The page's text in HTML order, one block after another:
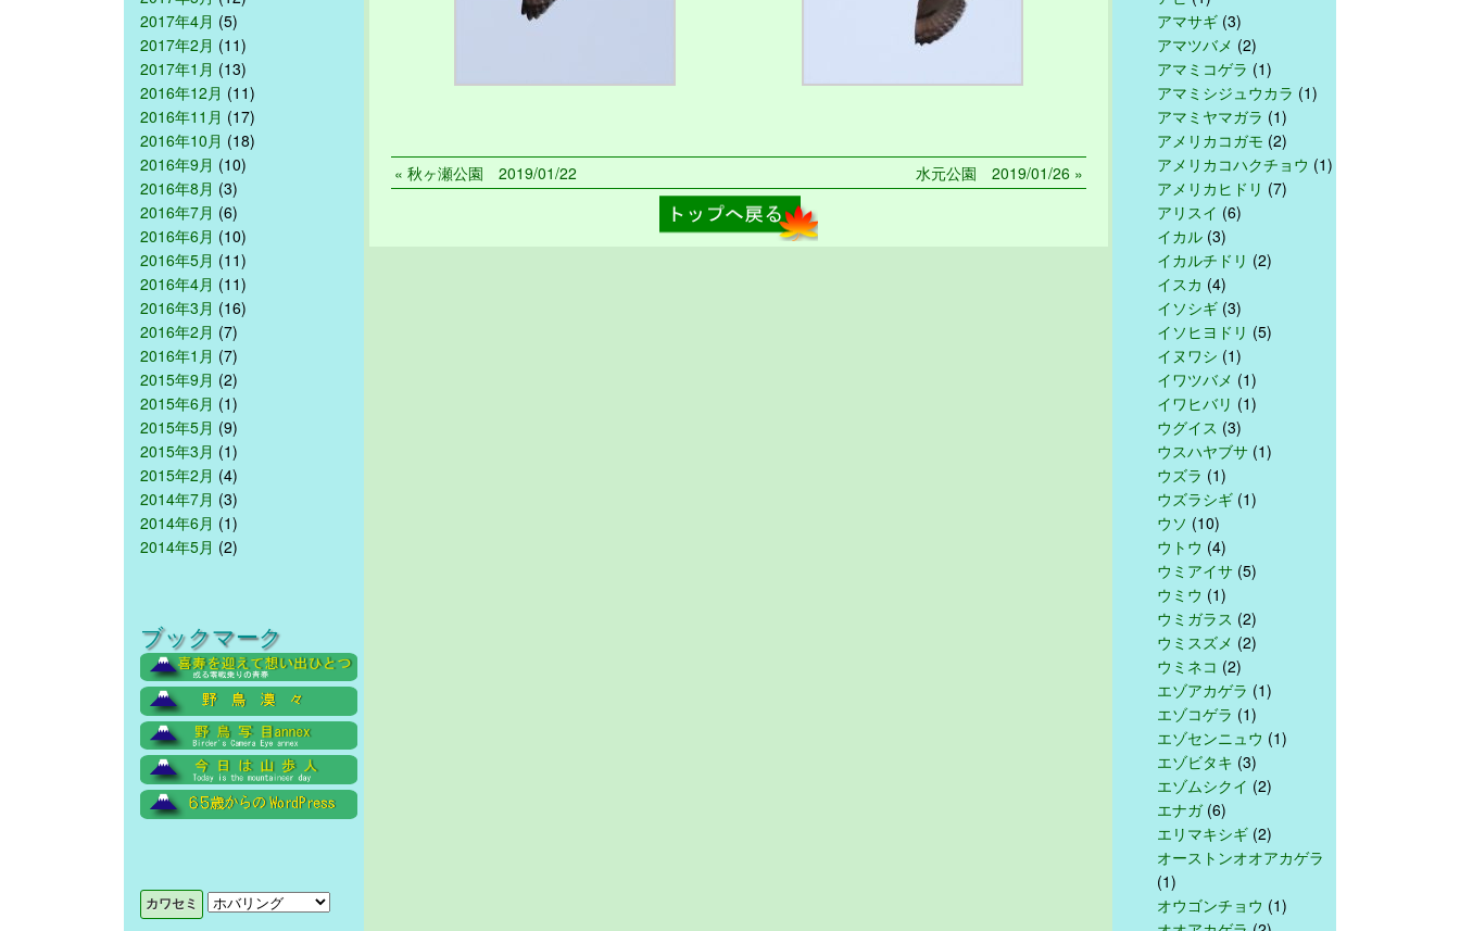
2017年4月 (5)
2017年2月 (11)
2017年1月 (13)
2016年12月 (11)
2016年11月 (17)
2016年10月 (18)
2016年9月 (10)
2016年8月 (3)
2016年7月 (6)
2016年6月 (10)
2016年5月 (11)
2016年4月 (11)
2016年3月 (16)
2016年2月 (7)
2016年1月 (7)
2015年9月 (2)
2015年6月 (1)
2015年5月 (9)
2015年3月 (1)
2015年2月 (4)
2014年7月 (3)
2014年6月 (1)
2014年5月 (2)
ブックマーク
« 秋ヶ瀬公園 2019/01/22 水元公園 2019/01/26 »
アマサギ (3)
アマツバメ (2)
アマミコゲラ (1)
アマミシジュウカラ (1)
アマミヤマガラ (1)
アメリカコガモ (2)
アメリカコハクチョウ (1)
アメリカヒドリ (7)
アリスイ (6)
イカル (3)
イカルチドリ (2)
イスカ (4)
イソシギ (3)
イソヒヨドリ (5)
イヌワシ (1)
イワツバメ (1)
イワヒバリ (1)
ウグイス (3)
ウスハヤブサ (1)
ウズラ (1)
ウズラシギ (1)
ウソ (10)
ウトウ (4)
ウミアイサ (5)
ウミウ (1)
ウミガラス (2)
ウミスズメ (2)
ウミネコ (2)
エゾアカゲラ (1)
エゾコゲラ (1)
エゾセンニュウ (1)
エゾビタキ (3)
エゾムシクイ (2)
エナガ(6)
エリマキシギ (2)
オーストンオオアカゲラ
(1)
オウゴンチョウ (1)